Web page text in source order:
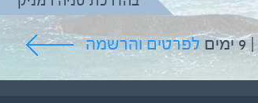
לפרטים והרשמה